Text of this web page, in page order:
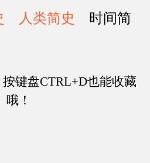
人类简史
时间简
键盘CTRL+D也能收藏
哦！